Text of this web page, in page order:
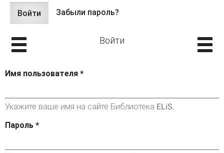
Главные вкладки
Войти (активная
вкладка)
Забыли пароль?
Войти
Имя пользователя *
Укажите ваше имя на сайте Библиотека ELiS.
Пароль *